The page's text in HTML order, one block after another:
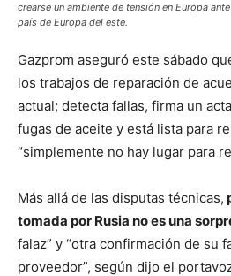
crearse un ambiente de tensión en Europa
país de Europa del este.
Gazprom aseguró este sábado
los trabajos de reparación de
actual; detecta fallas, firma un
fugas de aceite y está lista para
“simplemente no hay lugar para
Más allá de las disputas técnicas,
tomada por Rusia no es una
falaz” y “otra confirmación de su
proveedor”, según dijo el